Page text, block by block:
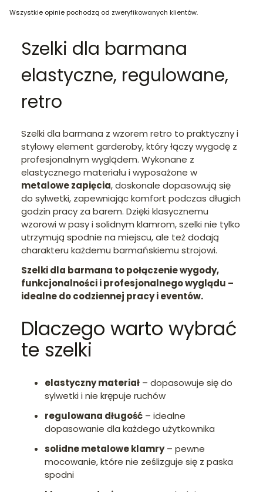
Wszystkie opinie pochodzą od zweryfikowanych klientów.
Szelki dla barmana
elastyczne, regulowane,
retro
Szelki dla barmana z wzorem retro to praktyczny i
stylowy element garderoby, który łączy wygodę z
profesjonalnym wyglądem. Wykonane z
elastycznego materiału i wyposażone w
metalowe zapięcia, doskonale dopasowują się
do sylwetki, zapewniając komfort podczas długich
godzin pracy za barem. Dzięki klasycznemu
wzorowi w pasy i solidnym klamrom, szelki nie tylko
utrzymują spodnie na miejscu, ale też dodają
charakteru każdemu barmańskiemu strojowi.
Szelki dla barmana to połączenie wygody,
funkcjonalności i profesjonalnego wyglądu –
idealne do codziennej pracy i eventów.
Dlaczego warto wybrać
te szelki
elastyczny materiał – dopasowuje się do
sylwetki i nie krępuje ruchów
regulowana długość – idealne
dopasowanie dla każdego użytkownika
solidne metalowe klamry– pewne
mocowanie, które nie ześlizguje się z paska
spodni